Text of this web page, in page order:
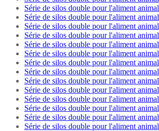
Série de silos double pour l'aliment animal
Série de silos double pour l'aliment animal
Série de silos double pour l'aliment animal
Série de silos double pour l'aliment animal
Série de silos double pour l'aliment animal
Série de silos double pour l'aliment animal
Série de silos double pour l'aliment animal
Série de silos double pour l'aliment animal
Série de silos double pour l'aliment animal
Série de silos double pour l'aliment animal
Série de silos double pour l'aliment animal
Série de silos double pour l'aliment animal
Série de silos double pour l'aliment animal
Série de silos double pour l'aliment animal